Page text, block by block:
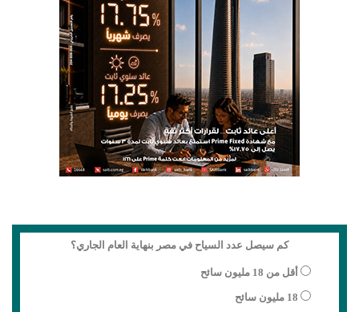
كم سيصل عدد السياح في مصر بنهاية العام الجاري؟
أقل من 18 مليون سائح
18 مليون سائح